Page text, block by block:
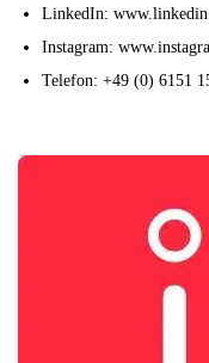
LinkedIn:
Instagram:
Telefon: +49 (0) 6151